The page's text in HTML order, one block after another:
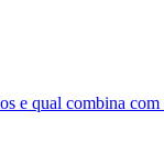
e qual combina com